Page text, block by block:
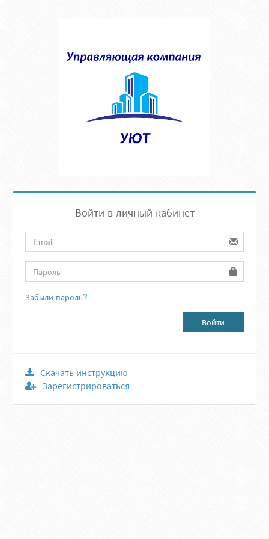
Войти в личный кабинет
Забыли пароль?
Войти
Скачать инструкцию
Зарегистрироваться